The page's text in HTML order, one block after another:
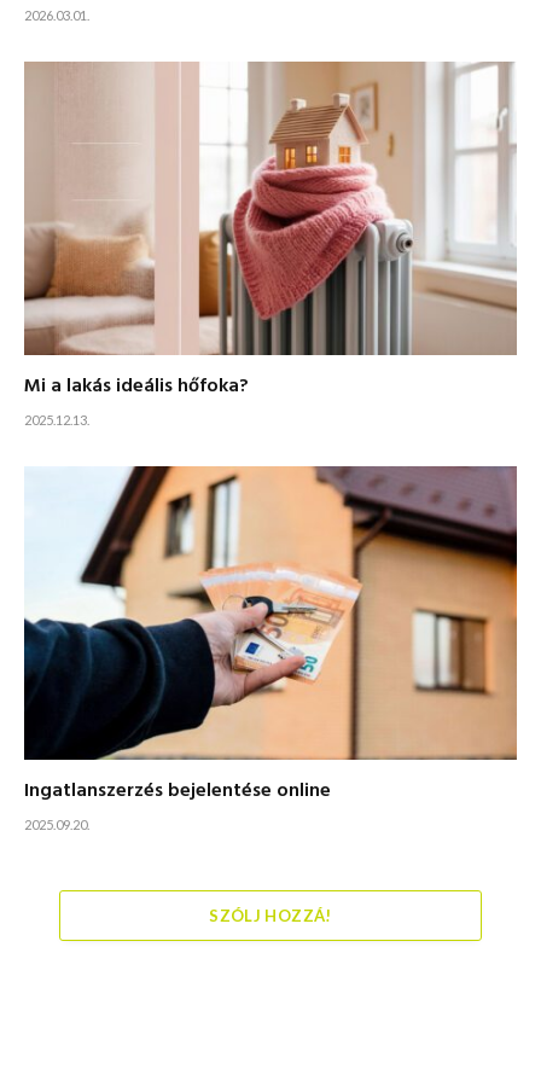
2026.03.01.
Mi a lakás ideális hőfoka?
2025.12.13.
Ingatlanszerzés bejelentése online
2025.09.20.
SZÓLJ HOZZÁ!